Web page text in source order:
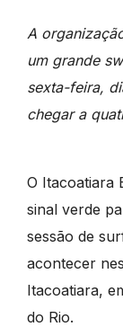
A
um grande
sexta-feira,
chegar a
O Itacoatiara
sinal verde
sessão de
acontecer
Itacoatiara,
do Rio.